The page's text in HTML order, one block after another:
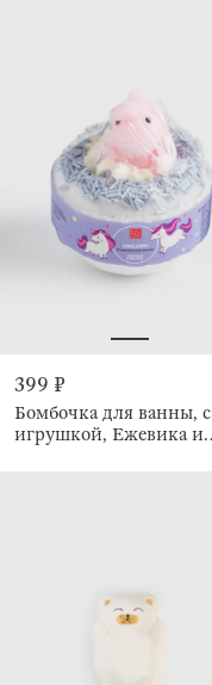
399 ₽
Бомбочка для ванны, с
игрушкой, Ежевика и